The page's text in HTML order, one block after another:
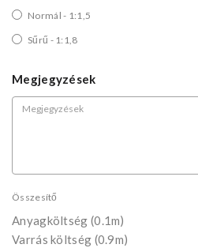
Normál - 1:1,5
Sűrű - 1:1,8
Megjegyzések
Összesítő
Anyagköltség (0.1m)
Varrás költség (0.9m)